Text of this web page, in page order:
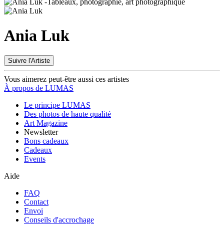
Ania Luk
Suivre l'Artiste
Vous aimerez peut-être aussi ces artistes
À propos de LUMAS
Le principe LUMAS
Des photos de haute qualité
Art Magazine
Newsletter
Bons cadeaux
Cadeaux
Events
Aide
FAQ
Contact
Envoi
Conseils d'accrochage